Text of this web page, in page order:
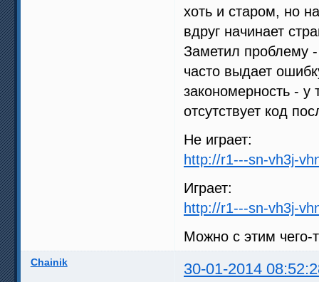
хоть и старом, но
вдруг начинает
Заметил проблему
часто выдает
закономерность - у
отсутствует код
Не играет:
http://r1---sn-vh3j-
Играет:
http://r1---sn-vh3j-
Можно с этим чего-
Chainik 30-01-2014